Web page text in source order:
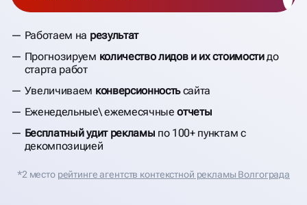
Работаем на результат
Прогнозируем количество лидов и их стоимостидо
старта работ
Увеличиваем конверсионностьсайта
Еженедельные\ ежемесячныеотчеты
Бесплатный удит рекламы по 100+ пунктам с
декомпозицией
*2 место рейтинге агентств контекстной рекламы Волгограда